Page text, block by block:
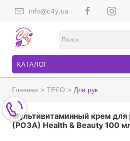
info@c4y.ua
КАТАЛОГ
Главная ТЕЛО Для рук
Мультивитаминный крем для
(РОЗА) Health & Beauty 100